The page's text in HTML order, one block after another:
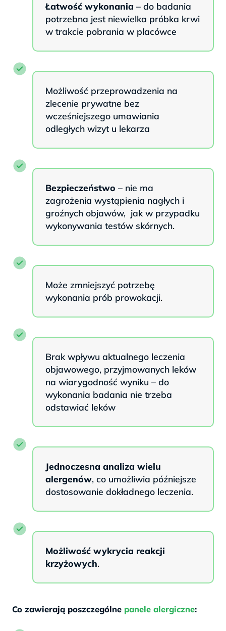
Łatwość wykonania – do badania
potrzebna jest niewielka próbka krwi
w trakcie pobrania w placówce
Możliwość przeprowadzenia na
zlecenie prywatne bez
wcześniejszego umawiania
odległych wizyt u lekarza
Bezpieczeństwo – nie ma
zagrożenia wystąpienia nagłych i
groźnych objawów, jak w przypadku
wykonywania testów skórnych.
Może zmniejszyć potrzebę
wykonania prób prowokacji.
Brak wpływu aktualnego leczenia
objawowego, przyjmowanych leków
na wiarygodność wyniku – do
wykonania badania nie trzeba
odstawiać leków
Jednoczesna analiza wielu
alergenów, co umożliwia późniejsze
dostosowanie dokładnego leczenia.
Możliwość wykrycia reakcji
krzyżowych.
Co zawierają poszczególne panele alergiczne: